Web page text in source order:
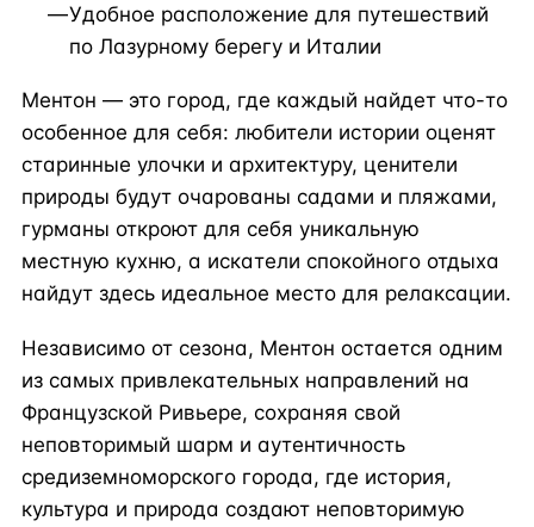
Удобное расположение для путешествий
по Лазурному берегу и Италии
Ментон — это город, где каждый найдет что-то
особенное для себя: любители истории оценят
старинные улочки и архитектуру, ценители
природы будут очарованы садами и пляжами,
гурманы откроют для себя уникальную
местную кухню, а искатели спокойного отдыха
найдут здесь идеальное место для релаксации.
Независимо от сезона, Ментон остается одним
из самых привлекательных направлений на
Французской Ривьере, сохраняя свой
неповторимый шарм и аутентичность
средиземноморского города, где история,
культура и природа создают неповторимую